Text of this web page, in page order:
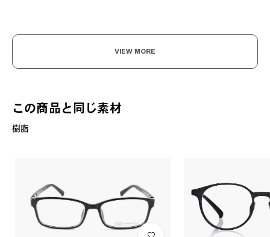
VIEW MORE
この商品と同じ素材
樹脂